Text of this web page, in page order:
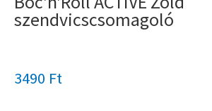
szendvicscsomagoló
3490 Ft